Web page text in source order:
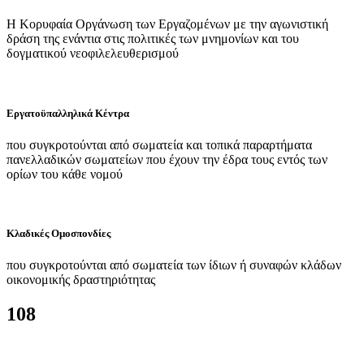
Η Κορυφαία Οργάνωση των Εργαζομένων με την αγωνιστική
δράση της ενάντια στις πολιτικές των μνημονίων και του
δογματικού νεοφιλελευθερισμού
Εργατοϋπαλληλικά Κέντρα
που συγκροτούνται από σωματεία και τοπικά παραρτήματα
πανελλαδικών σωματείων που έχουν την έδρα τους εντός των
ορίων του κάθε νομού
Κλαδικές Ομοσπονδίες
που συγκροτούνται από σωματεία των ίδιων ή συναφών κλάδων
οικονομικής δραστηριότητας
108